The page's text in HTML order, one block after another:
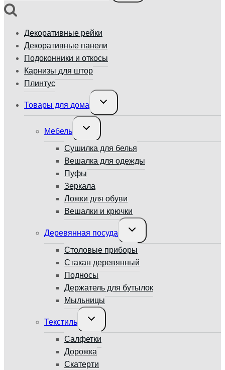
Декоративные рейки
Декоративные панели
Подоконники и откосы
Карнизы для штор
Плинтус
Товары для дома
Переключить
дочернее
Мебель
Переключить
дочернее
Сушилка для белья
Вешалка для одежды
Пуфы
Зеркала
Ложки для обуви
Вешалки и крючки
Деревянная посуда
Переключить
дочернее
Столовые приборы
Стакан деревянный
Подносы
Держатель для бутылок
Мыльницы
Текстиль
Переключить
дочернее
Салфетки
Дорожка
Скатерти